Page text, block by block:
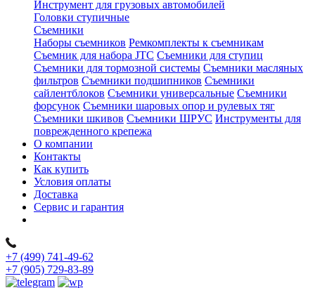
Инструмент для грузовых автомобилей
Головки ступичные
Съемники
Наборы съемников Ремкомплекты к съемникам
Съемник для набора JTC Съемники для ступиц
Съемники для тормозной системы Съемники масляных
фильтров Съемники подшипников Съемники
сайлентблоков Съемники универсальные Съемники
форсунок Съемники шаровых опор и рулевых тяг
Съемники шкивов Съемники ШРУС Инструменты для
поврежденного крепежа
О компании
Контакты
Как купить
Условия оплаты
Доставка
Сервис и гарантия
+7 (499) 741-49-62
+7 (905) 729-83-89